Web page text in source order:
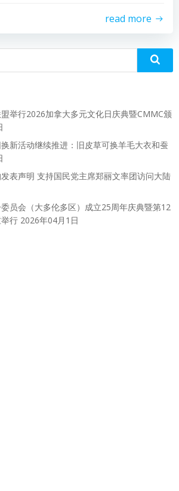
read more
举行2026加拿大多元文化日庆典暨CMMC颁
新活动继续推进：旧皮草可换羊毛大衣和蚕
表声明 支持国民党主席郑丽文率团访问大陆
员会（大多伦多区）成立25周年庆典暨第12
行 2026年04月1日